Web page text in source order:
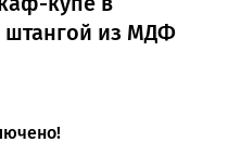
штангой из МДФ